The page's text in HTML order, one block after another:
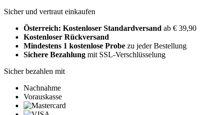
Sicher und vertraut einkaufen
Österreich: Kostenloser Standardversand ab € 39,90
Kostenloser Rückversand
Mindestens 1 kostenlose Probe zu jeder Bestellung
Sichere Bezahlung mit SSL-Verschlüsselung
Sicher bezahlen mit
Nachnahme
Vorauskasse